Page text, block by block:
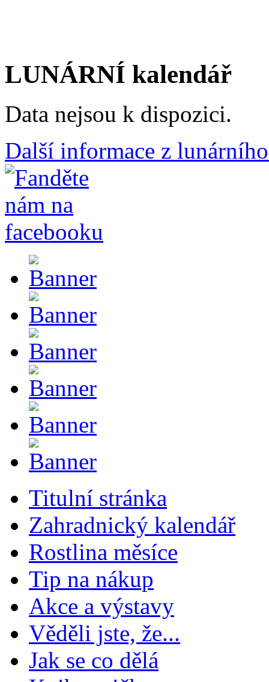
LUNÁRNÍ kalendář
Data nejsou k dispozici.
Další informace z
Titulní stránka
Zahradnický kalendář
Rostlina měsíce
Tip na nákup
Akce a výstavy
Věděli jste, že...
Jak se co dělá